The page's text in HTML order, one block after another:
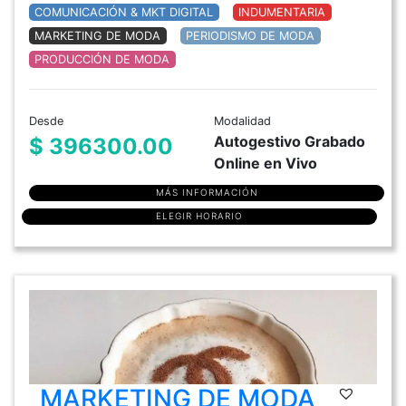
COMUNICACIÓN & MKT DIGITAL
INDUMENTARIA
MARKETING DE MODA
PERIODISMO DE MODA
PRODUCCIÓN DE MODA
Desde
$ 396300.00
Modalidad
Autogestivo Grabado
Online en Vivo
MÁS INFORMACIÓN
ELEGIR HORARIO
MARKETING DE MODA